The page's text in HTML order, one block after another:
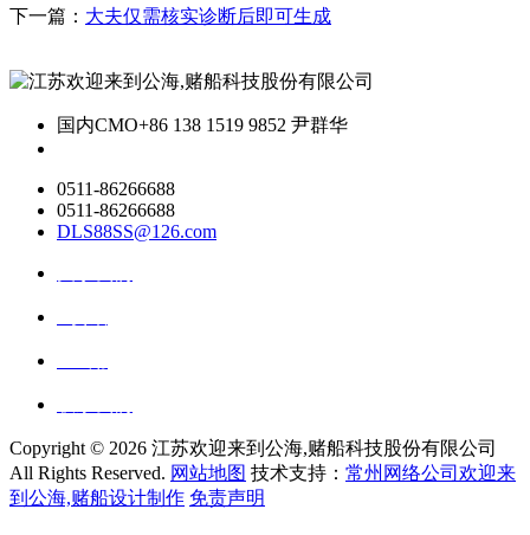
下一篇： 大夫仅需核实诊断后即可生成
国内CMO+86 138 1519 9852 尹群华
0511-86266688
0511-86266688
DLS88SS@126.com
Copyright © 2026 江苏欢迎来到公海,赌船科技股份有限公司
All Rights Reserved. 网站地图 技术支持： 常州网络公司欢迎来
到公海,赌船设计制作 免责声明